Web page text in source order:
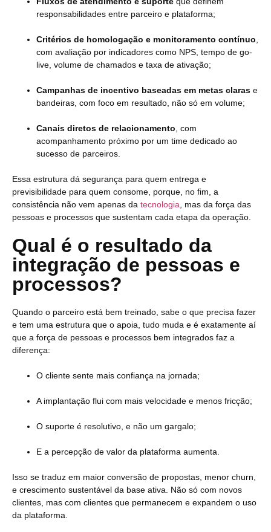
responsabilidades entre parceiro e plataforma;
Critérios de homologação e monitoramento contínuo,
com avaliação por indicadores como NPS, tempo de go-
live, volume de chamados e taxa de ativação;
Campanhas de incentivo baseadas em metas claras e
bandeiras, com foco em resultado, não só em volume;
Canais diretos de relacionamento, com
acompanhamento próximo por um time dedicado ao
sucesso de parceiros.
Essa estrutura dá segurança para quem entrega e
previsibilidade para quem consome, porque, no fim, a
consistência não vem apenas da tecnologia, mas da força das
pessoas e processos que sustentam cada etapa da operação.
Qual é o resultado da
integração de pessoas e
processos?
Quando o parceiro está bem treinado, sabe o que precisa fazer
e tem uma estrutura que o apoia, tudo muda e é exatamente aí
que a força de pessoas e processos bem integrados faz a
diferença:
O cliente sente mais confiança na jornada;
A implantação flui com mais velocidade e menos fricção;
O suporte é resolutivo, e não um gargalo;
E a percepção de valor da plataforma aumenta.
Isso se traduz em maior conversão de propostas, menor churn,
e crescimento sustentável da base ativa. Não só com novos
clientes, mas com clientes que permanecem e expandem o uso
da plataforma.